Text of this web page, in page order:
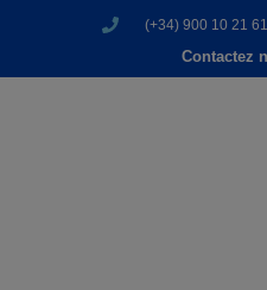
(+34) 900 10 21 61
Contactez